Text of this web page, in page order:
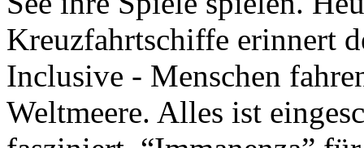
Kreuzfahrtschiffe erinnert
Inclusive - Menschen
Weltmeere. Alles ist